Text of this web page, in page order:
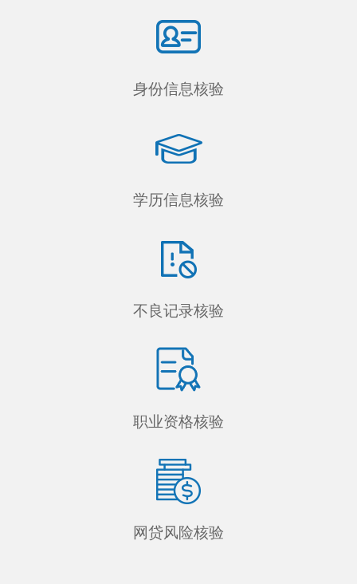
身份信息核验
学历信息核验
不良记录核验
职业资格核验
网贷风险核验